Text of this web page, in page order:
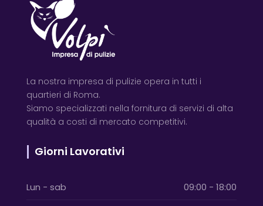
La nostra impresa di pulizie opera in tutti i
quartieri di Roma.
Siamo specializzati nella fornitura di servizi di alta
qualità a costi di mercato competitivi.
Giorni Lavorativi
Lun - sab 09:00 - 18:00